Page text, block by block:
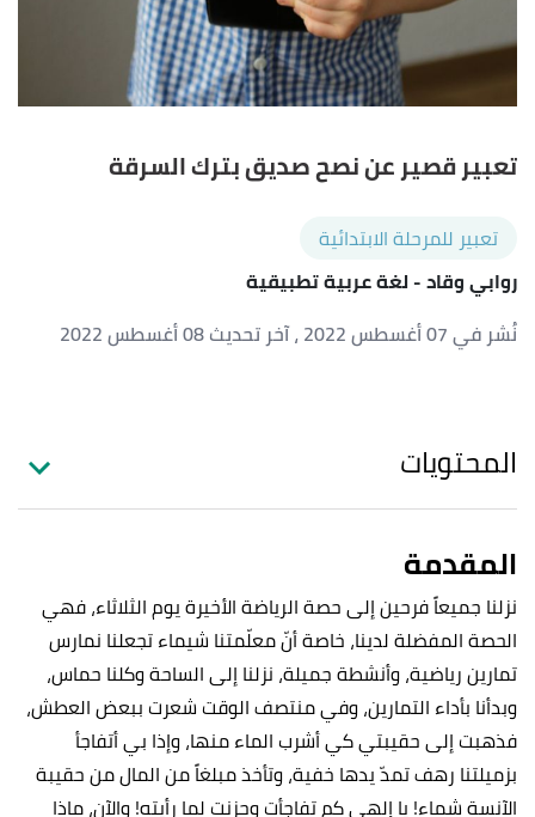
تعبير قصير عن نصح صديق بترك السرقة
تعبير للمرحلة الابتدائية
روابي وقاد- لغة عربية تطبيقية
نُشر في 07 أغسطس 2022
، آخر تحديث 08 أغسطس 2022
المحتويات
المقدمة
نزلنا جميعاً فرحين إلى حصة الرياضة الأخيرة يوم الثلاثاء، فهي
الحصة المفضلة لدينا، خاصة أنّ معلّمتنا شيماء تجعلنا نمارس
تمارين رياضية، وأنشطة جميلة، نزلنا إلى الساحة وكلنا حماس،
وبدأنا بأداء التمارين، وفي منتصف الوقت شعرت ببعض العطش،
فذهبت إلى حقيبتي كي أشرب الماء منها، وإذا بي أتفاجأ
بزميلتنا رهف تمدّ يدها خفية، وتأخذ مبلغاً من المال من حقيبة
الآنسة شماء! يا إلهي كم تفاجأت وحزنت لما رأيته! والآن، ماذا